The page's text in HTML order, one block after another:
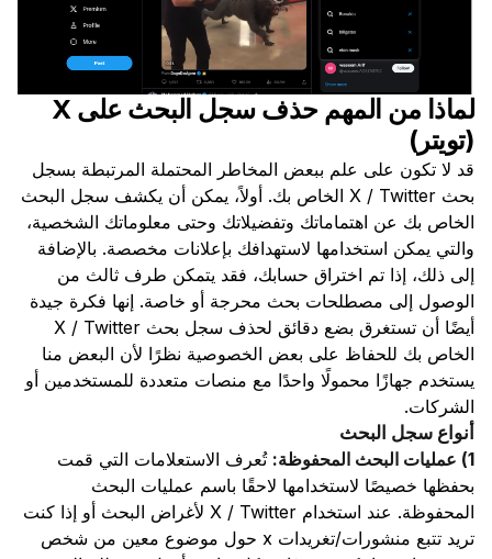
لماذا من المهم حذف سجل البحث على X
(تويتر)
قد لا تكون على علم ببعض المخاطر المحتملة المرتبطة بسجل
بحث X / Twitter الخاص بك. أولاً، يمكن أن يكشف سجل البحث
الخاص بك عن اهتماماتك وتفضيلاتك وحتى معلوماتك الشخصية،
والتي يمكن استخدامها لاستهدافك بإعلانات مخصصة. بالإضافة
إلى ذلك، إذا تم اختراق حسابك، فقد يتمكن طرف ثالث من
الوصول إلى مصطلحات بحث محرجة أو خاصة. إنها فكرة جيدة
أيضًا أن تستغرق بضع دقائق لحذف سجل بحث X / Twitter
الخاص بك للحفاظ على بعض الخصوصية نظرًا لأن البعض منا
يستخدم جهازًا محمولًا واحدًا مع منصات متعددة للمستخدمين أو
الشركات.
أنواع سجل البحث
1) عمليات البحث المحفوظة:
تُعرف الاستعلامات التي قمت
بحفظها خصيصًا لاستخدامها لاحقًا باسم عمليات البحث
المحفوظة. عند استخدام X / Twitter لأغراض البحث أو إذا كنت
تريد تتبع منشورات/تغريدات x حول موضوع معين من شخص